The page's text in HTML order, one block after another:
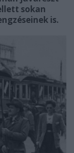
sokan
is.